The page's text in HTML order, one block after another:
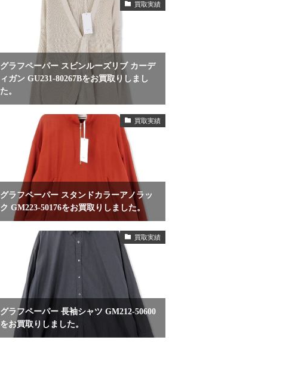
買取実績
グラフペーパー スビンルーズリブ カーデ
ィガン GU231-80267Bをお買取りしまし
た。
買取実績
グラフペーパー スタンドカラーアノラッ
ク GM223-50176をお買取りしました。
買取実績
グラフペーパー 長袖シャツ GM212-50600
をお買取りしました。